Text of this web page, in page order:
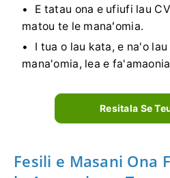
E tatau ona e ufiufi lau
matou te le manaʻomia.
I tua o lau kata, e na'o
mana'omia, lea e
Resitala Se
Fesili e Masani Ona